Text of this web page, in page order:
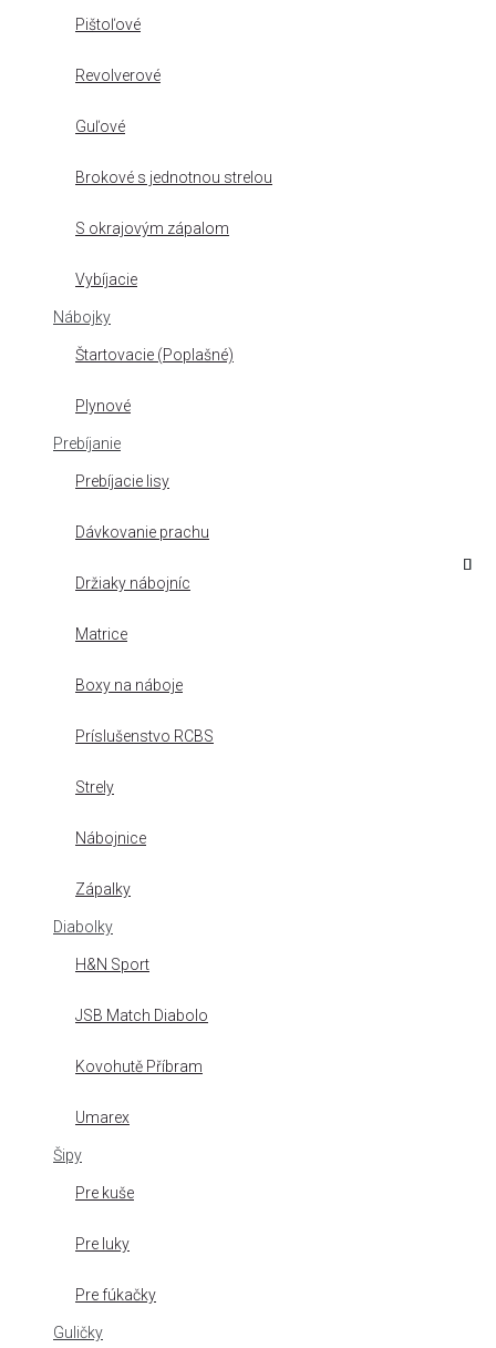
Pištoľové
Revolverové
Guľové
Brokové s jednotnou strelou
S okrajovým zápalom
Vybíjacie
Nábojky
Štartovacie (Poplašné)
Plynové
Prebíjanie
Prebíjacie lisy
Dávkovanie prachu
Držiaky nábojníc
Matrice
Boxy na náboje
Príslušenstvo RCBS
Strely
Nábojnice
Zápalky
Diabolky
H&N Sport
JSB Match Diabolo
Kovohutě Příbram
Umarex
Šipy
Pre kuše
Pre luky
Pre fúkačky
Guličky